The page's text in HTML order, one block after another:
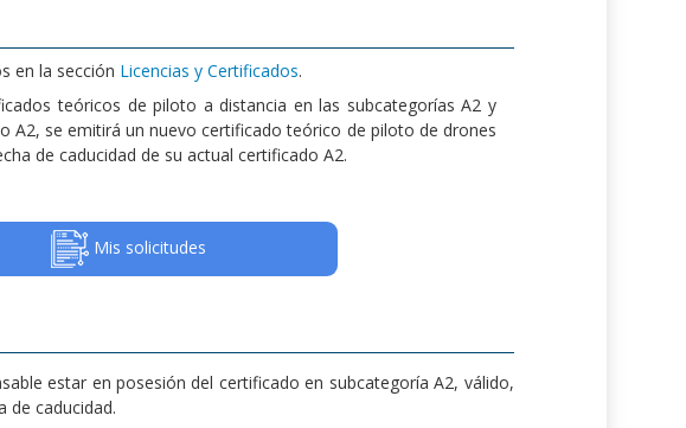
en la sección Licencias y Certificados.
teóricos de piloto a distancia en las subcategorías A2 y
A2, se emitirá un nuevo certificado teórico de piloto de drones
de caducidad de su actual certificado A2.
Mis solicitudes
estar en posesión del certificado en subcategoría A2, válido,
de caducidad.